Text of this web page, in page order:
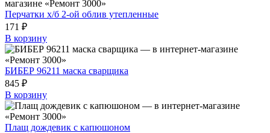
Перчатки х/б 2-ой облив утепленные
171 ₽
В корзину
БИБЕР 96211 маска сварщика
845 ₽
В корзину
Плащ дождевик с капюшоном